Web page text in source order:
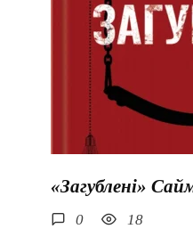
«Загублені»
0 18